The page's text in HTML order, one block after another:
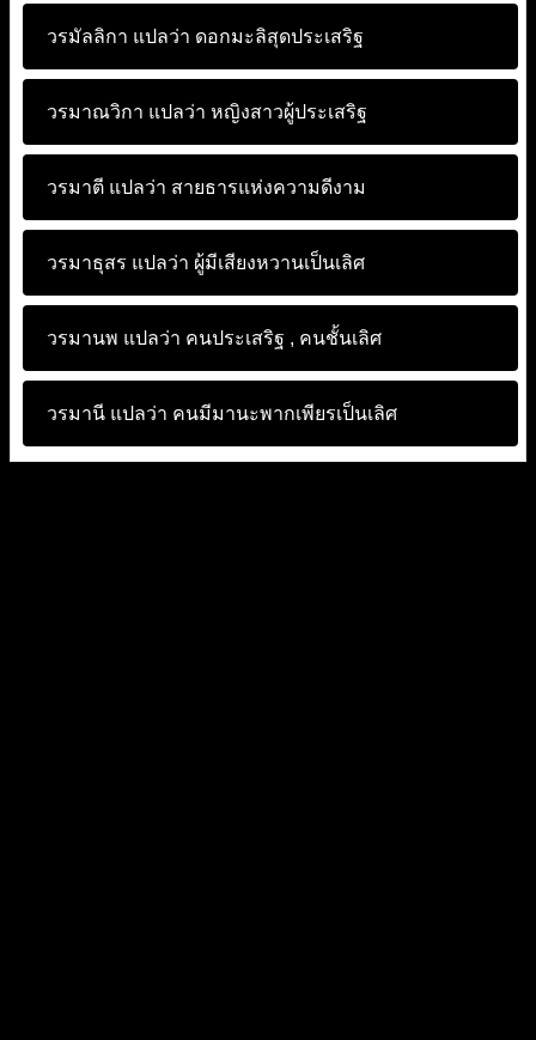
วรมัลลิกา แปลว่า ดอกมะลิสุดประเสริฐ
วรมาณวิกา แปลว่า หญิงสาวผู้ประเสริฐ
วรมาตี แปลว่า สายธารแห่งความดีงาม
วรมาธุสร แปลว่า ผู้มีเสียงหวานเป็นเลิศ
วรมานพ แปลว่า คนประเสริฐ , คนชั้นเลิศ
วรมานี แปลว่า คนมีมานะพากเพียรเป็นเลิศ